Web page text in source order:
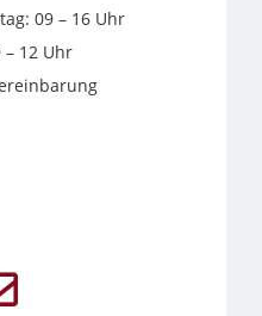
09 – 16 Uhr
– 12 Uhr